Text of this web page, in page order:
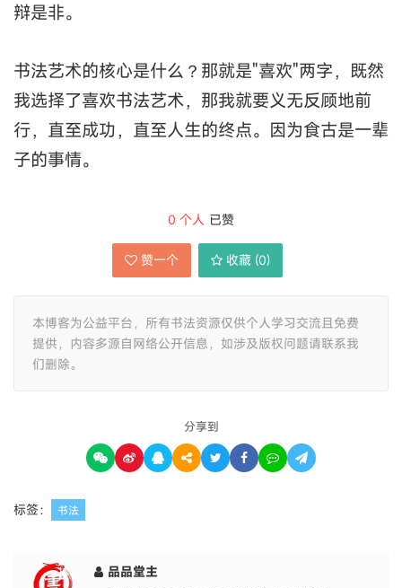
辩是非。
书法艺术的核心是什么？那就是"喜欢"两字，既然
我选择了喜欢书法艺术，那我就要义无反顾地前
行，直至成功，直至人生的终点。因为食古是一辈
子的事情。
0 个人 已赞
赞一个 收藏 (0)
本博客为公益平台，所有书法资源仅供个人学习交流且免费
提供，内容多源自网络公开信息，如涉及版权问题请联系我
们删除。
分享到
标签： 书法
品品堂主